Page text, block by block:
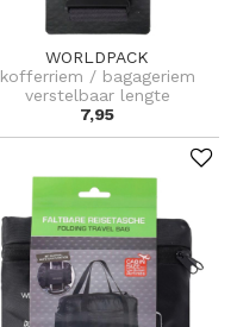
WORLDPACK
kofferriem / bagageriem
verstelbaar lengte
7,95